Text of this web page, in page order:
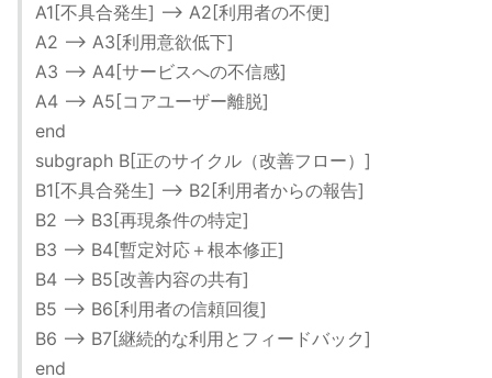
A1[不具合発生] --> A2[利用者の不便]
A2 --> A3[利用意欲低下]
A3 --> A4[サービスへの不信感]
A4 --> A5[コアユーザー離脱]
end
subgraph B[正のサイクル（改善フロー）]
B1[不具合発生] --> B2[利用者からの報告]
B2 --> B3[再現条件の特定]
B3 --> B4[暫定対応＋根本修正]
B4 --> B5[改善内容の共有]
B5 --> B6[利用者の信頼回復]
B6 --> B7[継続的な利用とフィードバック]
end